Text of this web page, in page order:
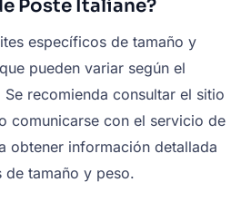
Poste Italiane?
específicos de tamaño y
pueden variar según el
recomienda consultar el sitio
comunicarse con el servicio de
obtener información detallada
de tamaño y peso.